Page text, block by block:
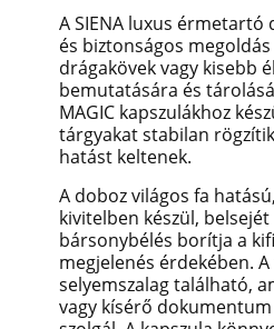
A SIENA luxus érmetartó
és biztonságos
drágakövek vagy kisebb
bemutatására és
MAGIC kapszulákhoz
tárgyakat stabilan
hatást keltenek.
A doboz világos fa
kivitelben készül,
bársonybélés borítja a
megjelenés érdekében.
selyemszalag található,
vagy kísérő